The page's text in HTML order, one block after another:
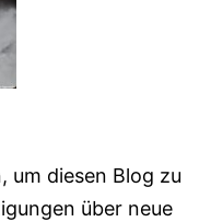
um diesen Blog zu
über neue